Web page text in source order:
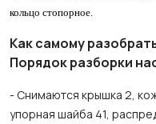
кольцо стопорное.
Как самому
Порядок разборки
- Снимаются крышка 2,
упорная шайба 41,